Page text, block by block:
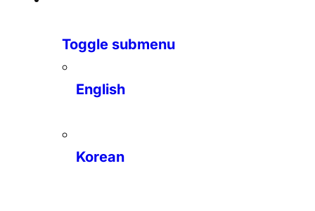
Toggle submenu
English
Korean